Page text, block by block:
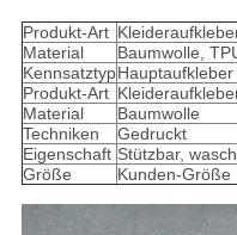
Produkt-Art
Material
Baumwolle,
KennsatztypHauptaufkleber
Produkt-Art
Material
Baumwolle
Techniken
Gedruckt
Eigenschaft Stützbar,
Größe
Kunden-Größe